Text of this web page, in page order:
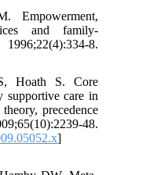
Empowerment,
and family-
1996;22(4):334-8.
Hoath S. Core
supportive care in
theory, precedence
48.